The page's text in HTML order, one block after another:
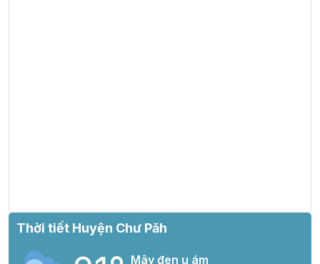
Thời tiết Huyện Chư Păh
Mây đen u ám